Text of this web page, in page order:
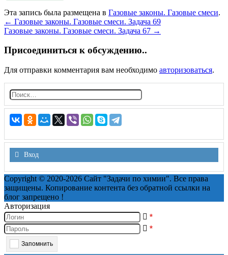
Эта запись была размещена в Газовые законы. Газовые смеси.
Post
navigation
← Газовые законы. Газовые смеси. Задача 69
Газовые законы. Газовые смеси. Задача 67 →
Присоединиться к обсуждению..
Для отправки комментария вам необходимо авторизоваться.
Н
а
й
т
и:
Вход
Copyright © 2020-2026 Сайт "Задачи по химии". Все права
защищены. Копирование контента без обратной ссылки на
блог запрещено !
Авторизация
*
*
Запомнить